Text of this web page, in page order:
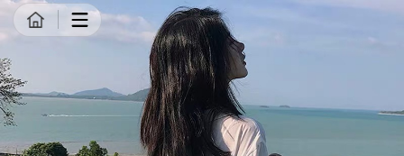
商品详情